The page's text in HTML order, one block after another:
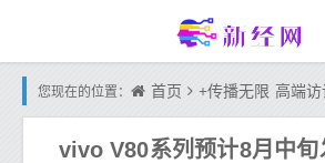
您现在的位置： 首页 +传播无限 高端访
vivo V80系列预计8月中旬